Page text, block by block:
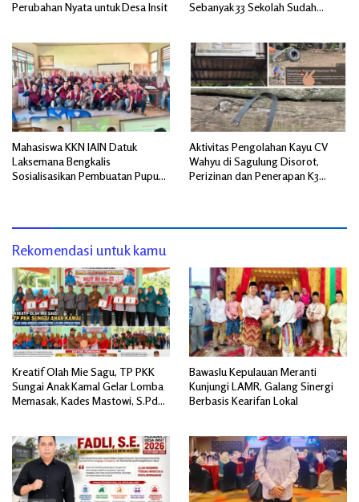
Perubahan Nyata untuk Desa Insit
Sebanyak 33 Sekolah Sudah
Mahasiswa KKN IAIN Datuk
Laksemana Bengkalis
Sosialisasikan Pembuatan Pupuk
Aktivitas Pengolahan Kayu CV
Wahyu di Sagulung Disorot,
Perizinan dan Penerapan K3
Rekomendasi untuk kamu
Kreatif Olah Mie Sagu, TP PKK
Sungai Anak Kamal Gelar Lomba
Memasak, Kades Mastowi, S.Pd
Bawaslu Kepulauan Meranti
Kunjungi LAMR, Galang Sinergi
Berbasis Kearifan Lokal